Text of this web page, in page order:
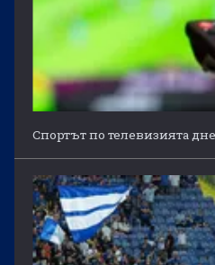
Спортът по телевизията